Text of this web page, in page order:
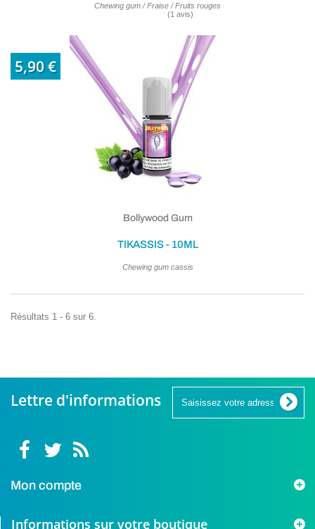
Chewing gum / Fraise / Fruits rouges
5,90 €
Bollywood Gum
TIKASSIS - 10ML
Chewing gum cassis
Résultats 1 - 6 sur 6.
Lettre d'informations
Mon compte
Informations sur votre boutique